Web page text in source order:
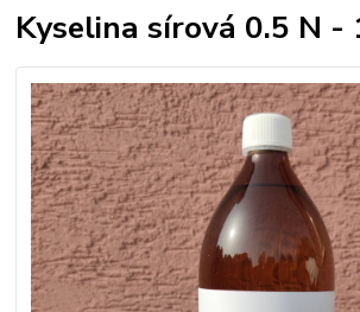
Kyselina sírová 0.5 N -